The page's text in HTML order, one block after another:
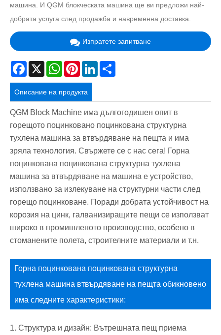
машина. И QGM блокческата машина ще ви предложи най-
добрата услуга след продажба и навременна доставка.
Изпратете запитване
Facebook
X WhatsAppPinterestLinkedIn
Описание на продукта
QGM Block Machine има дългогодишен опит в
горещото поцинковано поцинкована структурна
тухлена машина за втвърдяване на пещта и има
зряла технология. Свържете се с нас сега! Горна
поцинкована поцинкована структурна тухлена
машина за втвърдяване на машина е устройство,
използвано за излекуване на структурни части след
горещо поцинковане. Поради добрата устойчивост на
корозия на цинк, галванизиращите пещи се използват
широко в промишленото производство, особено в
стоманените полета, строителните материали и т.н.
Горна поцинкована поцинкована структурна
тухлена машина втвърдяване на пещта обикновено
има следните характеристики:
‌1. Структура и дизайн‌: Вътрешната пещ приема